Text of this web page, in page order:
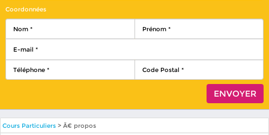
Coordonnées
Cours Particuliers> Ã€ propos